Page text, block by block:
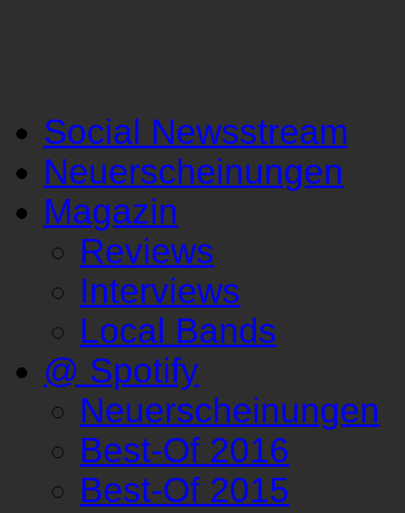
Social Newsstream
Neuerscheinungen
Magazin
Reviews
Interviews
Local Bands
@ Spotify
Neuerscheinungen
Best-Of 2016
Best-Of 2015